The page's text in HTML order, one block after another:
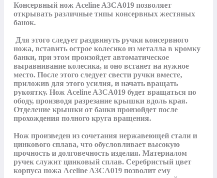
Консервный нож Aceline A3CA019 позволяет
открывать различные типы консервных жестяных
банок.
ножа, вставить острое колесико из металла в кромку
банки, при этом произойдет автоматическое
выравнивание колесика, и оно встанет на нужное
место. После этого следует свести ручки вместе,
приложив для этого усилия, и начать вращать
рукоятку. Нож Aceline A3CA019 будет вращаться по
ободу, производя разрезание крышки вдоль края.
Отделение крышки от банки произойдет после
прохождения полного круга вращения.
Нож произведен из сочетания нержавеющей стали и
цинкового сплава, что обусловливает высокую
прочность и долговечность изделия. Материалом
ручек служит цинковый сплав. Серебристый цвет
корпуса ножа Aceline A3CA019 позволит ему